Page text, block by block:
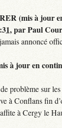
(mis à jour
,parPaul
annoncé
à jour en
problème sur
à Conflans fin
à Cergy le